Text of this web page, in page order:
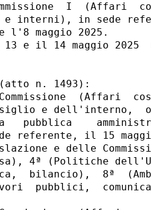
I  (Affari
e interni), in sede
maggio 2025.
e il 14 maggio 2025
(atto n. 1493):
(Affari
e dell'interno,
pubblica
referente, il 15
e delle
4ª (Politiche
bilancio),  8ª
pubblici,